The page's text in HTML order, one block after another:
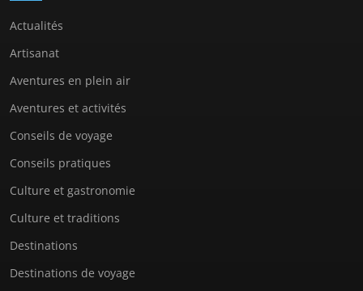
Actualités
Artisanat
Aventures en plein air
Aventures et activités
Conseils de voyage
Conseils pratiques
Culture et gastronomie
Culture et traditions
Destinations
Destinations de voyage